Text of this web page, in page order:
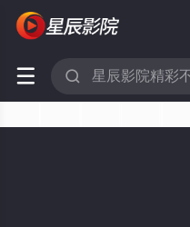
 